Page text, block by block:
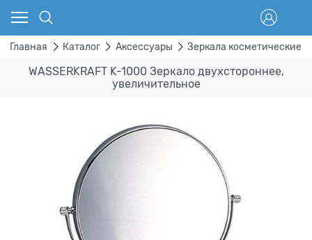
Главная Каталог Аксессуары Зеркала косметические
WASSERKRAFT K-1000 Зеркало двухстороннее,
увеличительное